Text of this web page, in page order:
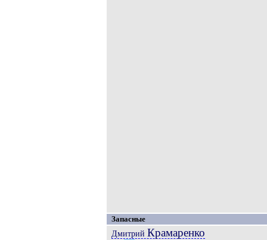
Запасные
Дмитрий Крамаренко